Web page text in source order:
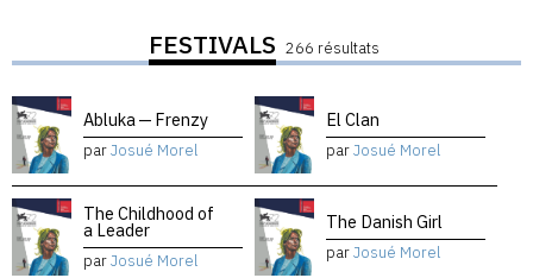
FESTIVALS 266 résultats
Abluka — Frenzy
parJosué Morel
El Clan
parJosué Morel
The Childhood of
a Leader
parJosué Morel
The Danish Girl
parJosué Morel